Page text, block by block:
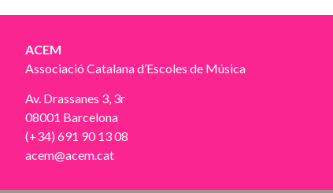
ACEM
Associació Catalana d’Escoles de Música
Av. Drassanes 3, 3r
08001 Barcelona
(+34) 691 90 13 08
acem@acem.cat